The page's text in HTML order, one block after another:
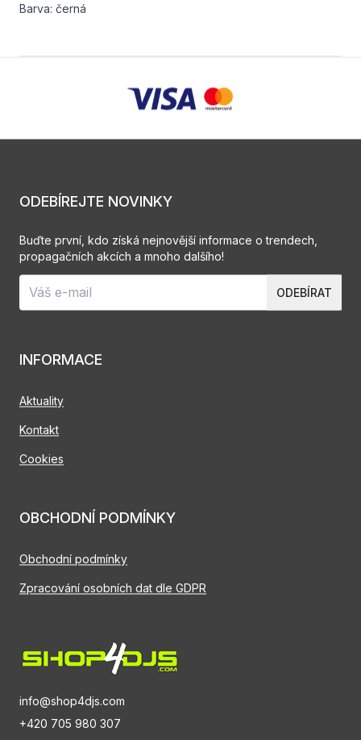
Barva: černá
info@shop4djs.com
+420 705 980 307
INFORMACE
Aktuality
Kontakt
Cookies
OBCHODNÍ PODMÍNKY
Obchodní podmínky
Zpracování osobních dat dle GDPR
ODEBÍREJTE NOVINKY
Buďte první, kdo získá nejnovější informace o trendech,
propagačních akcích a mnoho dalšího!
ODEBÍRAT